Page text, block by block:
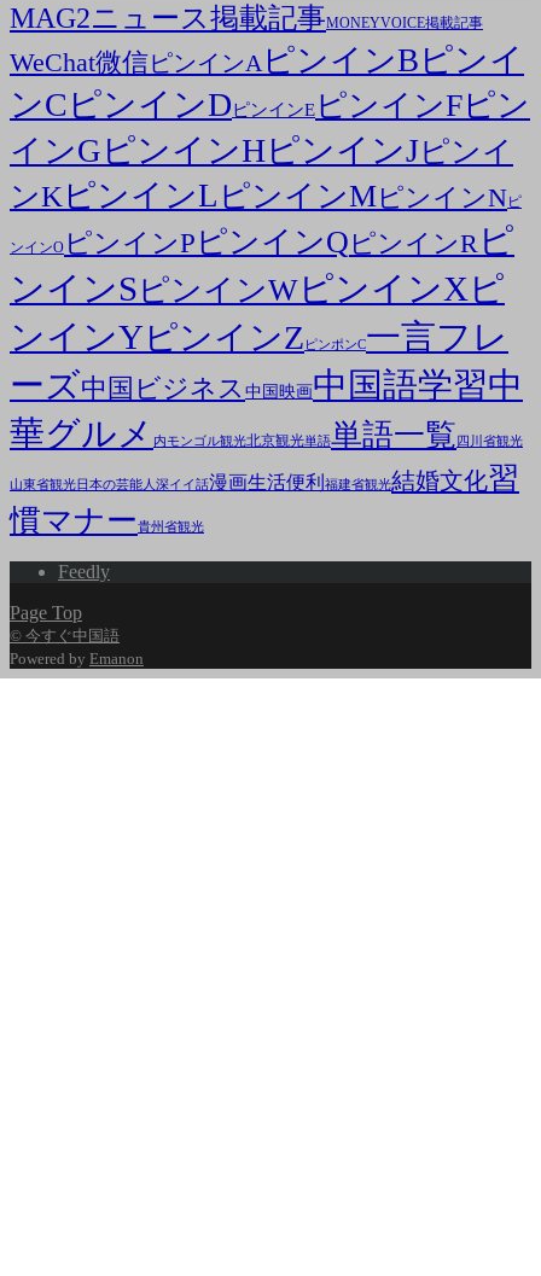
MAG2ニュース掲載記事MONEYVOICE掲載記事
WeChat微信ピンインA ピンインB ピンイ
ンC ピンインDピンインE ピンインFピン
インG ピンインHピンインJピンイ
ンK ピンインL ピンインMピンインNピ
ンインO ピンインP ピンインQ ピンインR ピ
ンインSピンインWピンインXピ
ンインYピンインZ ピンポンC一言フレ
ーズ中国ビジネス 中国映画中国語学習中
華グルメ
内モンゴル観光北京観光単語単語一覧 四川省観光
山東省観光日本の芸能人 深イイ話漫画生活便利 福建省観光結婚文化習
慣マナー貴州省観光
Feedly
Page Top
© 今すぐ中国語
Powered by Emanon